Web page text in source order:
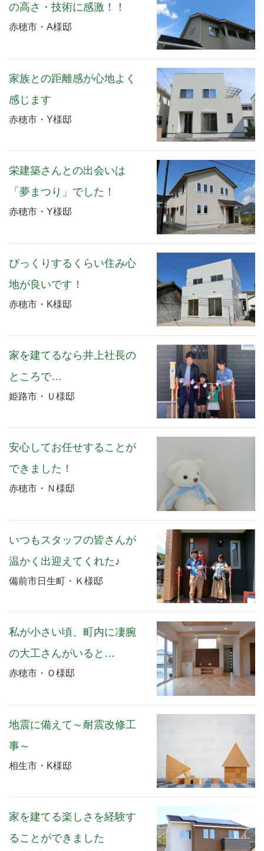
の高さ・技術に感激！！
赤穂市・A様邸
家族との距離感が心地よく
感じます
赤穂市・Y様邸
栄建築さんとの出会いは
「夢まつり」でした！
赤穂市・Y様邸
びっくりするくらい住み心
地が良いです！
赤穂市・K様邸
家を建てるなら井上社長の
ところで…
姫路市・Ｕ様邸
安心してお任せすることが
できました！
赤穂市・Ｎ様邸
いつもスタッフの皆さんが
温かく出迎えてくれた♪
備前市日生町・Ｋ様邸
私が小さい頃、町内に凄腕
の大工さんがいると…
赤穂市・Ｏ様邸
地震に備えて～耐震改修工
事～
相生市・K様邸
家を建てる楽しさを経験す
ることができました